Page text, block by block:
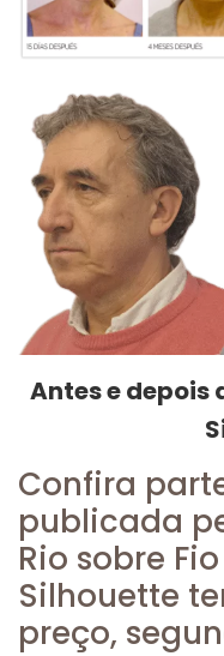
Antes e depois
Confira
publicada
Rio sobre Fio
Silhouette
preço,